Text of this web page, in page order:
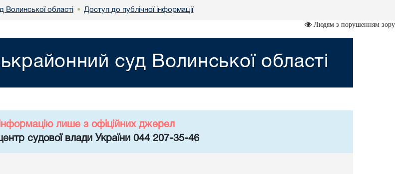
Волинської області • Доступ до публічної інформації
Людям з порушенням зору
суд Волинської області
лише з офіційних джерел
судової влади України 044 207-35-46